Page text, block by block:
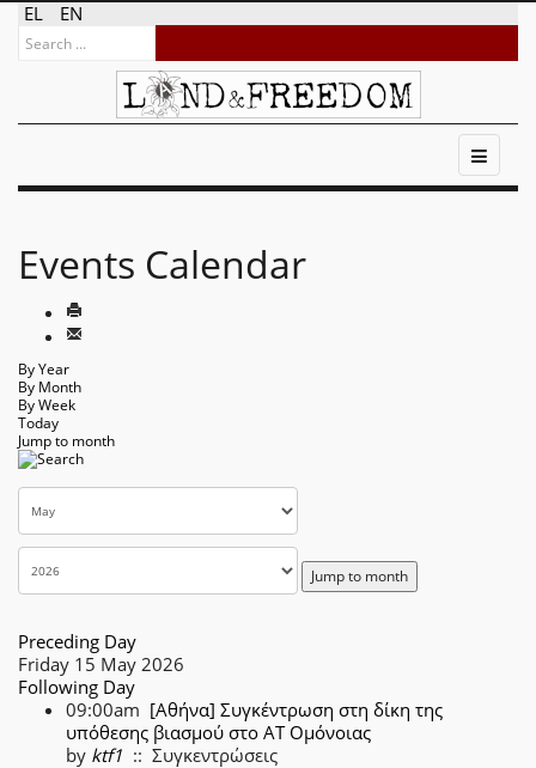
EL EN
Events Calendar
By Year
By Month
By Week
Today
Jump to month
Jump to month
Preceding Day
Friday 15 May 2026
Following Day
09:00am [Αθήνα] Συγκέντρωση στη δίκη της
υπόθεσης βιασμού στο ΑΤ Ομόνοιας
by ktf1 :: Συγκεντρώσεις